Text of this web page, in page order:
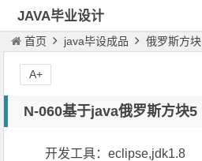
JAVA毕业设计
首页 java毕设成品 俄罗斯方块
N-060基于java俄罗斯方块5
开发工具：eclipse,jdk1.8
A+